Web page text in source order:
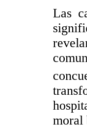
Las
moral